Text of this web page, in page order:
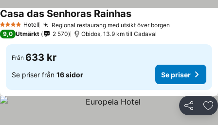
4 StjärnorHotell Regional restaurang med utsikt över borgen
Casa das Senhoras Rainhas
9,0 Utmärkt 2 570 Obidos, 13.9 km till Cadaval
Från 633 kr
Se priser från 16 sidor Se priser
Dela